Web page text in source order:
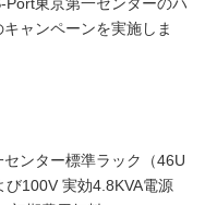
東京第一センターのハ
ャンペーンを実施しま
センター標準ラック（46U
100V 実効4.8KVA電源